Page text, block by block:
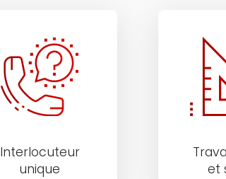
Interlocuteur
unique
et